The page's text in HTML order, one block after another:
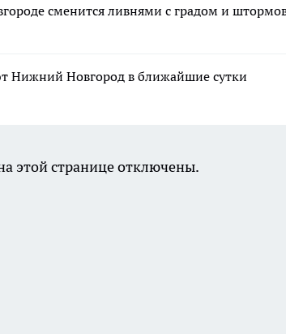
сменится ливнями с градом и
Нижний Новгород в ближайшие сутки
этой странице отключены.